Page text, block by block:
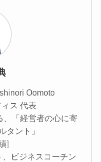
Oomoto
ス 代表
、「経営者の心に寄
タント」
]
ビジネスコーチン